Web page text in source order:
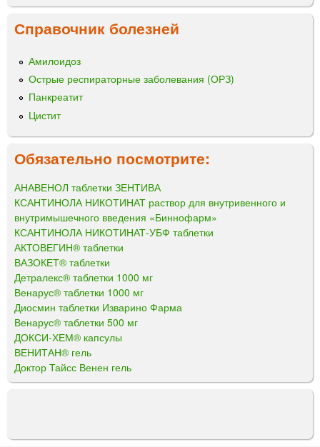
Справочник болезней
Амилоидоз
Острые респираторные заболевания (ОРЗ)
Панкреатит
Цистит
Обязательно посмотрите:
АНАВЕНОЛ таблетки ЗЕНТИВА
КСАНТИНОЛА НИКОТИНАТ раствор для внутривенного и
внутримышечного введения «Биннофарм»
КСАНТИНОЛА НИКОТИНАТ-УБФ таблетки
АКТОВЕГИН® таблетки
ВАЗОКЕТ® таблетки
Детралекс® таблетки 1000 мг
Венарус® таблетки 1000 мг
Диосмин таблетки Изварино Фарма
Венарус® таблетки 500 мг
ДОКСИ-ХЕМ® капсулы
ВЕНИТАН® гель
Доктор Тайсс Венен гель